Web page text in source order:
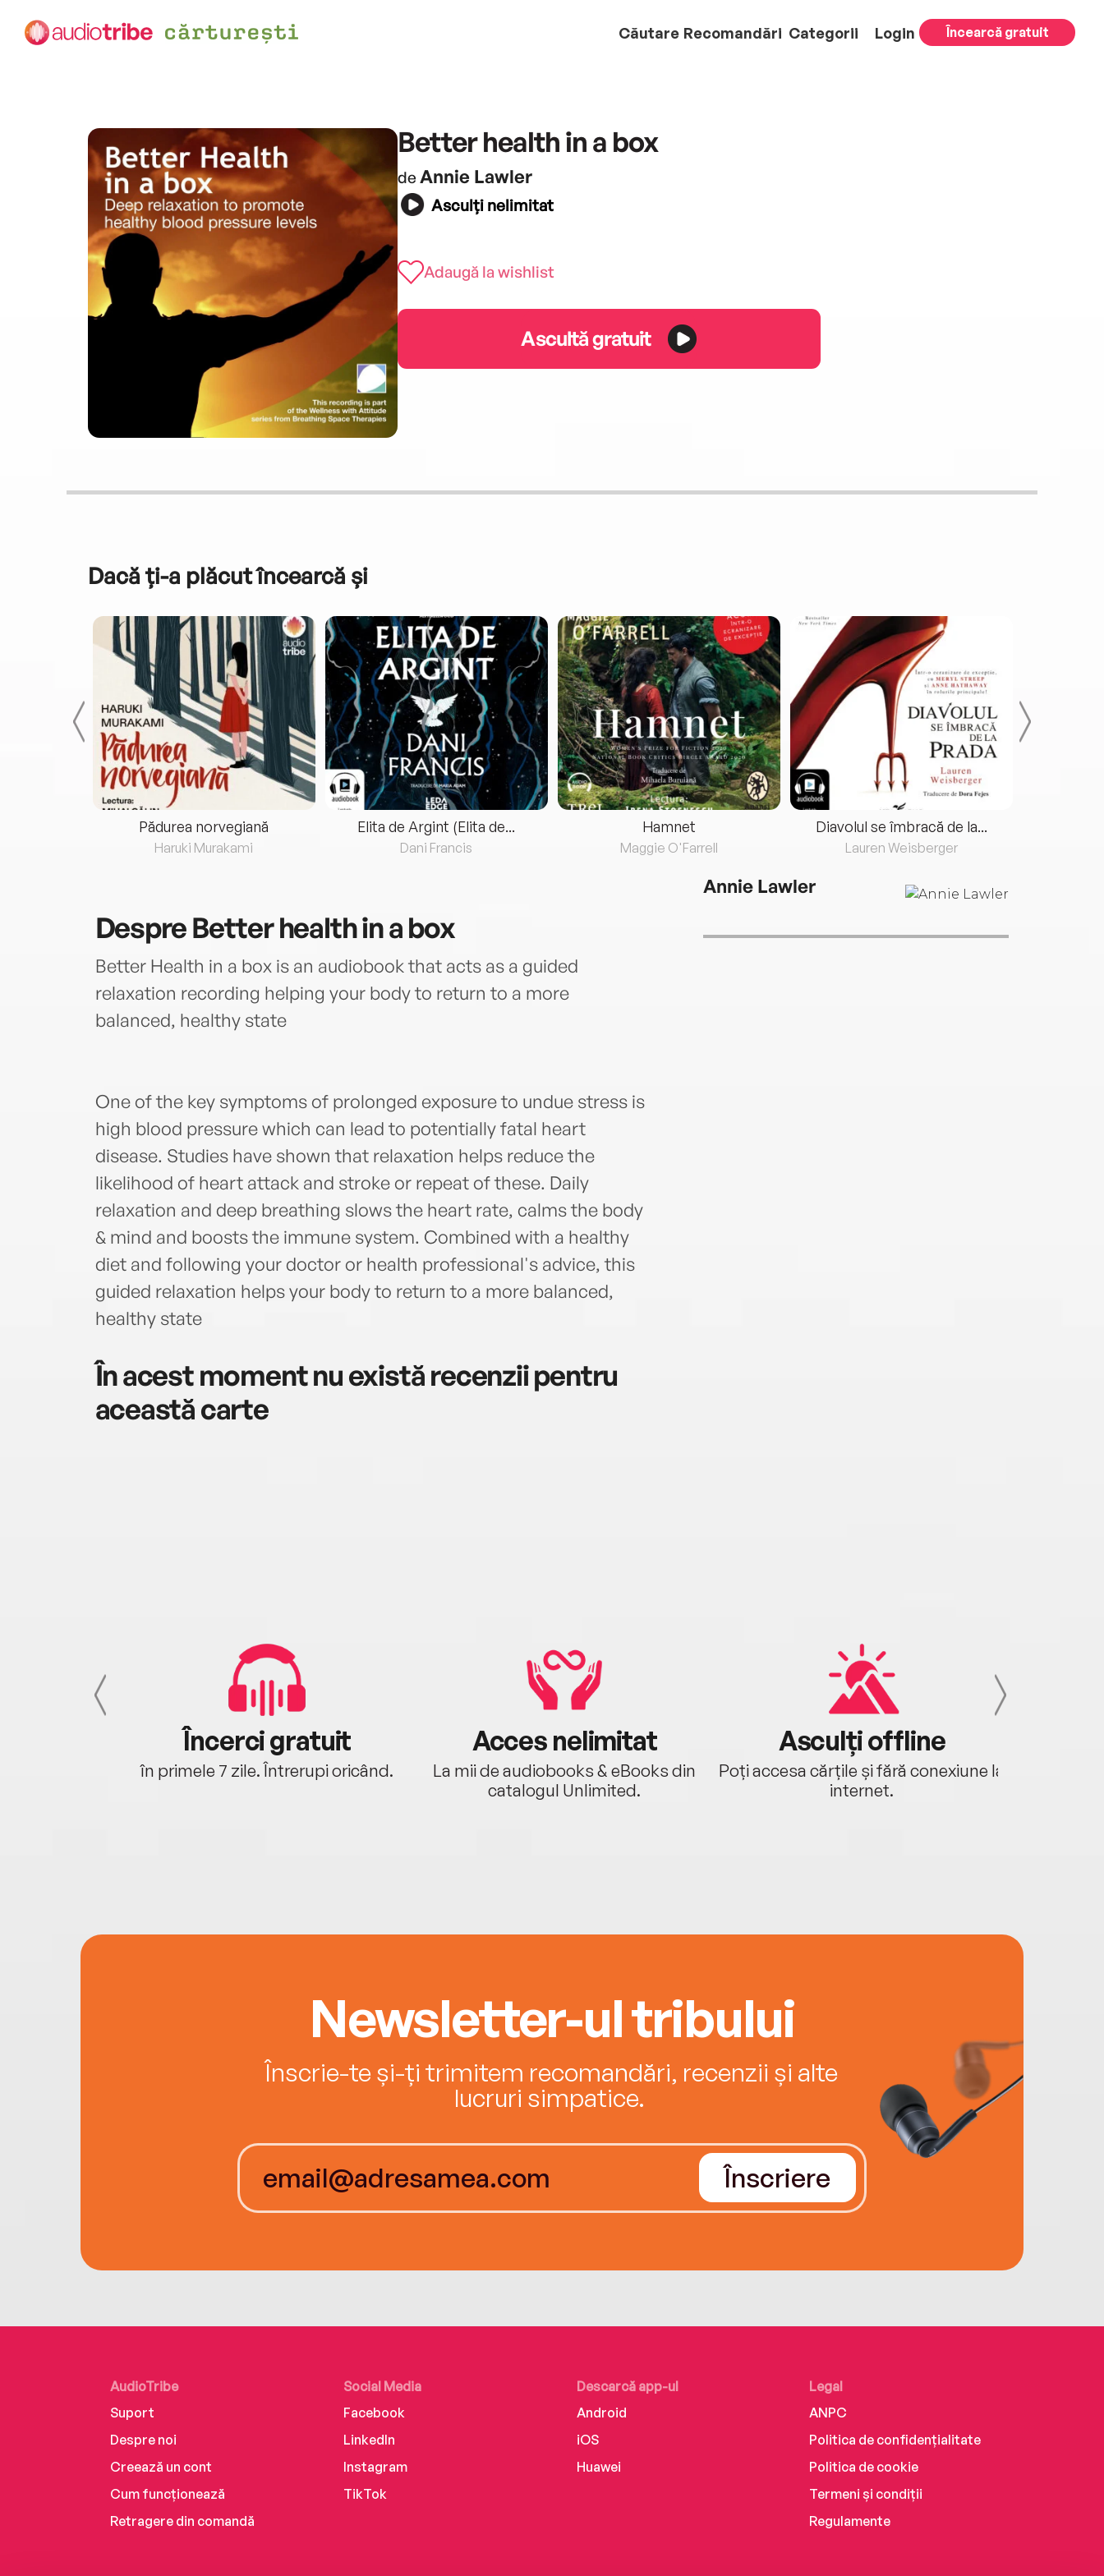
Căutare Recomandări Categorii Login Încearcă gratuit
Better health in a box
de Annie Lawler
Asculți nelimitat
Adaugă la wishlist
Ascultă gratuit
Dacă ți-a plăcut încearcă și
Pădurea norvegiană
Haruki Murakami
Elita de Argint (Elita de...
Dani Francis
Hamnet
Maggie O'Farrell
Diavolul se îmbracă de la...
Lauren Weisberger
DespreBetter health in a box
Better Health in a box is an audiobook that acts as a guided
relaxation recording helping your body to return to a more
balanced, healthy state
One of the key symptoms of prolonged exposure to undue stress is
high blood pressure which can lead to potentially fatal heart
disease. Studies have shown that relaxation helps reduce the
likelihood of heart attack and stroke or repeat of these. Daily
relaxation and deep breathing slows the heart rate, calms the body
& mind and boosts the immune system. Combined with a healthy
diet and following your doctor or health professional's advice, this
guided relaxation helps your body to return to a more balanced,
healthy state
În acest moment nu există recenzii pentru
această carte
Annie Lawler
Încerci gratuit
în primele 7 zile. Întrerupi oricând.
Acces nelimitat
La mii de audiobooks & eBooks din
catalogul Unlimited.
Asculți offline
Poți accesa cărțile și fără conexiune la
internet.
Newsletter-ul tribului
Înscrie-te și-ți trimitem recomandări, recenzii și alte
lucruri simpatice.
Înscriere
AudioTribe
Suport
Despre noi
Creează un cont
Cum funcționează
Retragere din comandă
Social Media
Facebook
LinkedIn
Instagram
TikTok
Descarcă app-ul
Android
iOS
Huawei
Legal
ANPC
Politica de confidențialitate
Politica de cookie
Termeni și condiții
Regulamente